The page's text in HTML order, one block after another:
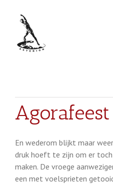
Agorafeest
En wederom blijkt maar
druk hoeft te zijn om er
maken. De vroege
een met voelsprieten